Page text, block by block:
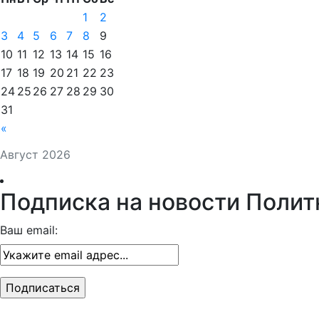
Август 2026
«
1
2
3
4 5 6 7 8
9
10 11 12 13 14 15 16
17 18 19 20 21 22 23
24 25 26 27 28 29 30
31
Подписка на новости
Ваш email: